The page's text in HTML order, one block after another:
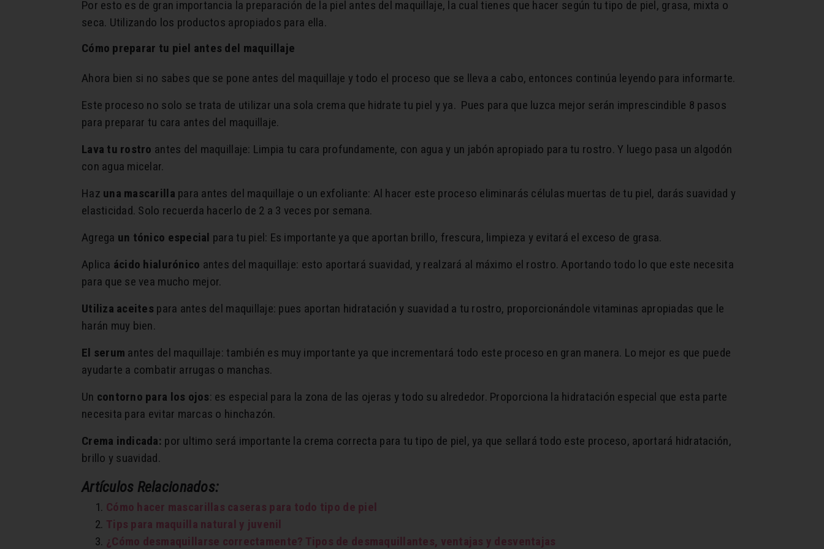
Por esto es de gran importancia la preparación de la piel antes del maquillaje, la cual tienes que hacer según tu tipo de piel, grasa, mixta o
seca. Utilizando los productos apropiados para ella.
Cómo preparar tu piel antes del maquillaje
Ahora bien si no sabes que se pone antes del maquillaje y todo el proceso que se lleva a cabo, entonces continúa leyendo para informarte.
Este proceso no solo se trata de utilizar una sola crema que hidrate tu piel y ya. Pues para que luzca mejor serán imprescindible 8 pasos
para preparar tu cara antes del maquillaje.
Lava tu rostro antes del maquillaje: Limpia tu cara profundamente, con agua y un jabón apropiado para tu rostro. Y luego pasa un algodón
con agua micelar.
Haz una mascarilla para antes del maquillaje o un exfoliante: Al hacer este proceso eliminarás células muertas de tu piel, darás suavidad y
elasticidad. Solo recuerda hacerlo de 2 a 3 veces por semana.
Agrega un tónico especial para tu piel: Es importante ya que aportan brillo, frescura, limpieza y evitará el exceso de grasa.
Aplica ácido hialurónico antes del maquillaje: esto aportará suavidad, y realzará al máximo el rostro. Aportando todo lo que este necesita
para que se vea mucho mejor.
Utiliza aceites para antes del maquillaje: pues aportan hidratación y suavidad a tu rostro, proporcionándole vitaminas apropiadas que le
harán muy bien.
El serum antes del maquillaje: también es muy importante ya que incrementará todo este proceso en gran manera. Lo mejor es que puede
ayudarte a combatir arrugas o manchas.
Un contorno para los ojos: es especial para la zona de las ojeras y todo su alrededor. Proporciona la hidratación especial que esta parte
necesita para evitar marcas o hinchazón.
Crema indicada: por ultimo será importante la crema correcta para tu tipo de piel, ya que sellará todo este proceso, aportará hidratación,
brillo y suavidad.
Artículos Relacionados:
Cómo hacer mascarillas caseras para todo tipo de piel
Tips para maquilla natural y juvenil
¿Cómo desmaquillarse correctamente? Tipos de desmaquillantes, ventajas y desventajas